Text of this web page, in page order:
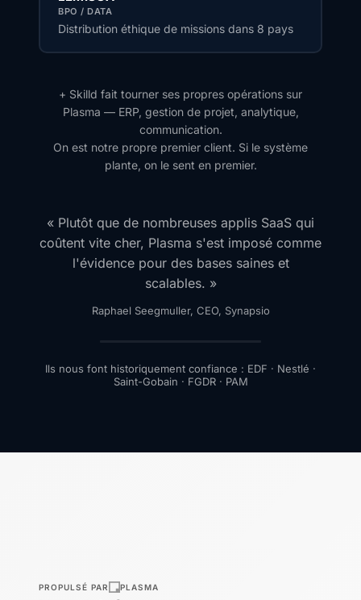
BPO / DATA
Distribution éthique de missions dans 8 pays
+ Skilld fait tourner ses propres opérations sur
Plasma — ERP, gestion de projet, analytique,
communication.
On est notre propre premier client. Si le système
plante, on le sent en premier.
« Plutôt que de nombreuses applis SaaS qui
coûtent vite cher, Plasma s'est imposé comme
l'évidence pour des bases saines et
scalables. »
Raphael Seegmuller, CEO, Synapsio
Ils nous font historiquement confiance : EDF · Nestlé ·
Saint-Gobain · FGDR · PAM
PROPULSÉ PAR PLASMA